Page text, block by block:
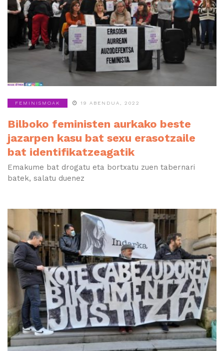
FEMINISMOAK 19 ABENDUA, 2022
Bilboko feministen aurkako beste
jazarpen kasu bat sexu erasotzaile
bat identifikatzeagatik
Emakume bat drogatu eta bortxatu zuen tabernari
batek, salatu duenez